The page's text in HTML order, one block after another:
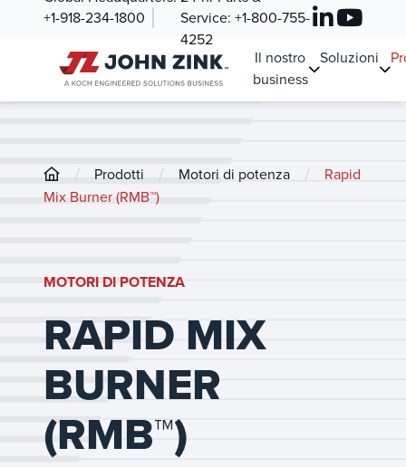
+1-918-234-1800
Service: +1-800-755-
4252
Il nostro
business
Soluzioni
/ Prodotti / Motori di potenza /
Rapid
Mix Burner (RMB™)
MOTORI DI POTENZA
RAPID MIX
BURNER
(RMB™)